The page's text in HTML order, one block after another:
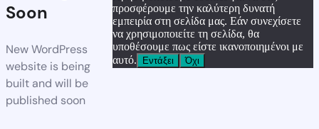
Soon
New WordPress
website is being
built and will be
published soon
προσφέρουμε την καλύτερη δυνατή
εμπειρία στη σελίδα μας. Εάν συνεχίσετε
να χρησιμοποιείτε τη σελίδα, θα
υποθέσουμε πως είστε ικανοποιημένοι με
αυτό.
Εντάξει Όχι